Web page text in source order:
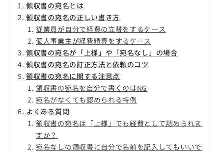
領収書の宛名とは
領収書の宛名の正しい書き方
従業員が自分で経費の立替をするケース
個人事業主が経費精算をするケース
領収書の宛名が「上様」や「宛名なし」の場合
領収書の宛名の訂正方法と依頼のコツ
領収書の宛名に関する注意点
領収書の宛名を自分で書くのはNG
宛名がなくても認められる特例
よくある質問
領収書の宛名は「上様」でも経費として認められま
すか？
宛名なしの領収書に自分で名前を記入してもいいで